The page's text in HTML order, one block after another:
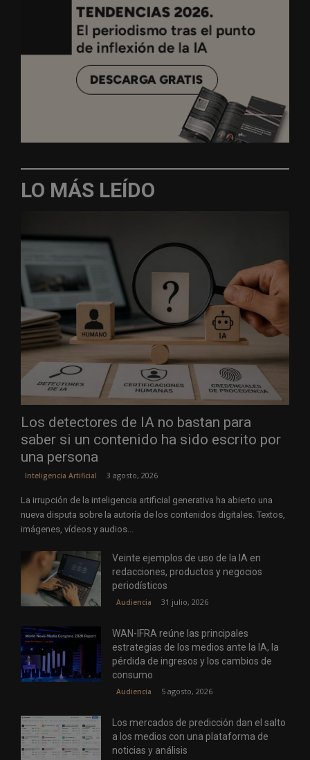
LO MÁS LEÍDO
Los detectores de IA no bastan para
saber si un contenido ha sido escrito por
una persona
Inteligencia Artificial 3 agosto, 2026
La irrupción de la inteligencia artificial generativa ha abierto una
nueva disputa sobre la autoría de los contenidos digitales. Textos,
imágenes, vídeos y audios...
Veinte ejemplos de uso de la IA en
redacciones, productos y negocios
periodísticos
Audiencia 31 julio, 2026
WAN-IFRA reúne las principales
estrategias de los medios ante la IA, la
pérdida de ingresos y los cambios de
consumo
Audiencia 5 agosto, 2026
Los mercados de predicción dan el salto
a los medios con una plataforma de
noticias y análisis